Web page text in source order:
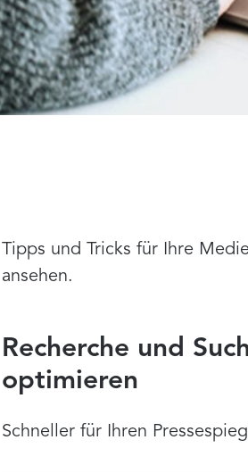
Tipps und Tricks für Ihre
ansehen.
Recherche und
optimieren
Schneller für Ihren